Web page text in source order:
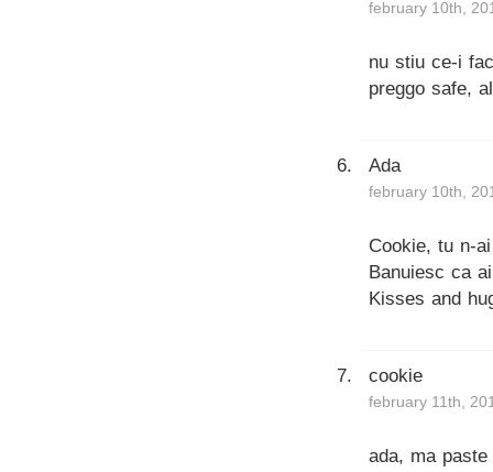
february 10th,
nu stiu ce-i
preggo safe,
Ada
february 10th,
Cookie, tu n-
Banuiesc ca
Kisses and
cookie
february 11th,
ada, ma